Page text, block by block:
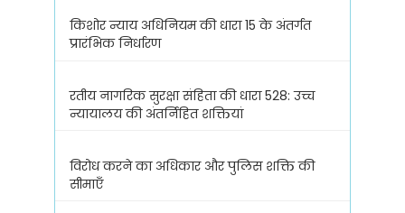
किशोर न्याय अधिनियम की धारा 15 के अंतर्गत
प्रारंभिक निर्धारण
रतीय नागरिक सुरक्षा संहिता की धारा 528: उच्च
न्यायालय की अंतर्निहित शक्तियां
विरोध करने का अधिकार और पुलिस शक्ति की
सीमाएँ